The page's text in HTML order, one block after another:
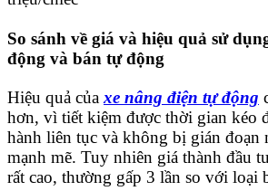
So sánh về giá và hiệu quả sử
động và bán tự động
Hiệu quả của xe nâng điện tự động
hơn, vì tiết kiệm được thời gian kéo
hành liên tục và không bị gián đoạn
mạnh mẽ. Tuy nhiên giá thành đầu
rất cao, thường gấp 3 lần so với loại